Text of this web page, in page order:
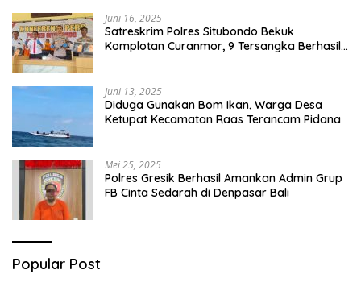
Juni 16, 2025
Satreskrim Polres Situbondo Bekuk
Komplotan Curanmor, 9 Tersangka Berhasil
Juni 13, 2025
Diduga Gunakan Bom Ikan, Warga Desa
Ketupat Kecamatan Raas Terancam Pidana
Mei 25, 2025
Polres Gresik Berhasil Amankan Admin Grup
FB Cinta Sedarah di Denpasar Bali
Popular Post